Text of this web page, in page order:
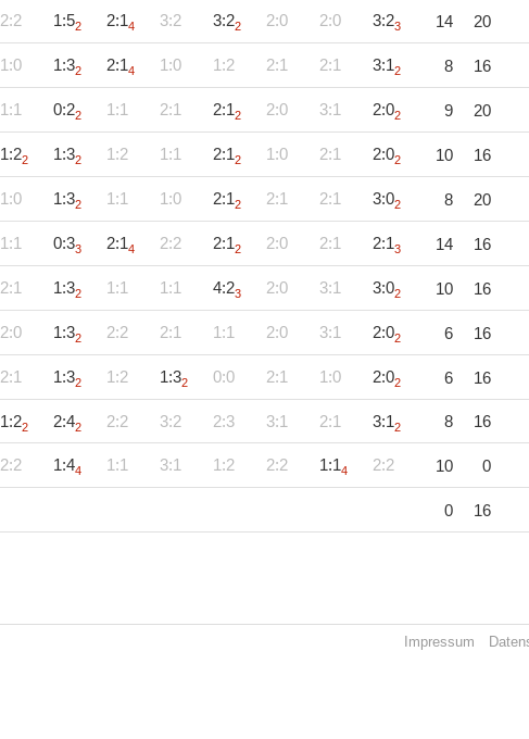
2:2 1:52 2:14 3:2 3:22 2:0 2:0 3:23 14 20
1:0 1:32 2:14 1:0 1:2 2:1 2:1 3:12 8 16
1:1 0:22 1:1 2:1 2:12 2:0 3:1 2:02 9 20
1:22 1:32 1:2 1:1 2:12 1:0 2:1 2:02 10 16
1:0 1:32 1:1 1:0 2:12 2:1 2:1 3:02 8 20
1:1 0:33 2:14 2:2 2:12 2:0 2:1 2:13 14 16
2:1 1:32 1:1 1:1 4:23 2:0 3:1 3:02 10 16
2:0 1:32 2:2 2:1 1:1 2:0 3:1 2:02 6 16
2:1 1:32 1:2 1:32 0:0 2:1 1:0 2:02 6 16
1:22 2:42 2:2 3:2 2:3 3:1 2:1 3:12 8 16
2:2 1:44 1:1 3:1 1:2 2:2 1:14 2:2 10 0
0 16
Impressum